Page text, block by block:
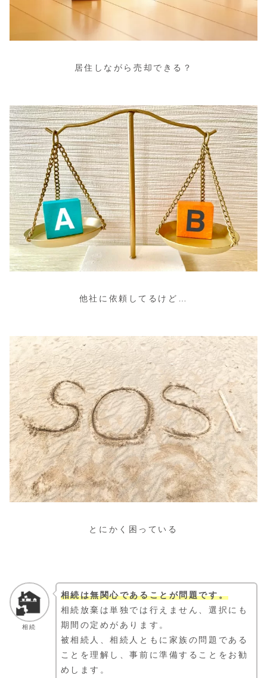
居住しながら売却できる？
他社に依頼してるけど…
とにかく困っている
相続
相続は無関心であることが問題です。
相続放棄は単独では行えません、選択にも
期間の定めがあります。
被相続人、相続人ともに家族の問題である
ことを理解し、事前に準備することをお勧
めします。